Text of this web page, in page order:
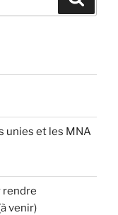
unies et les MNA
rendre
venir)